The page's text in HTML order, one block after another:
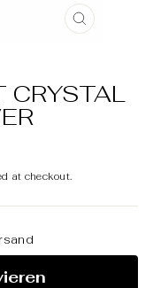
CLOSE
CRYSTAL
at checkout.